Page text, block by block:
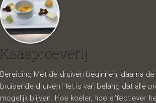
Kaasproeverij
Bereiding Met de druiven beginnen, daarna
bruisende druiven Het is van belang dat alle
mogelijk blijven. Hoe koeler, hoe effectiever